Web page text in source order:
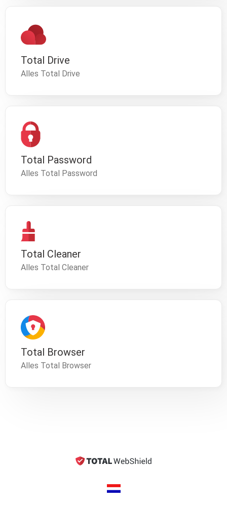
Total Drive
Alles Total Drive
Total Password
Alles Total Password
Total Cleaner
Alles Total Cleaner
Total Browser
Alles Total Browser